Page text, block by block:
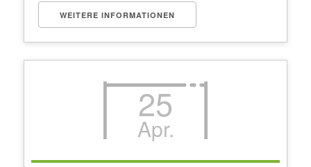
WEITERE INFORMATIONEN
25
Apr.